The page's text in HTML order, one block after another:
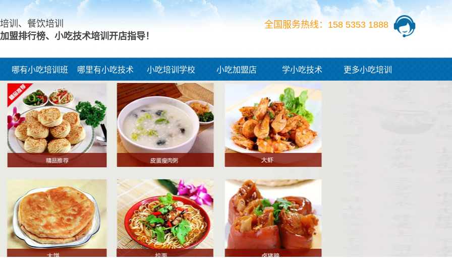
训、餐饮培训
盟排行榜、小吃技术培训开店指导！
全国服务热线：158 5353 1888
哪有小吃培训班 哪里有小吃技术 小吃培训学校 小吃加盟店 学小吃技术 更多小吃培训